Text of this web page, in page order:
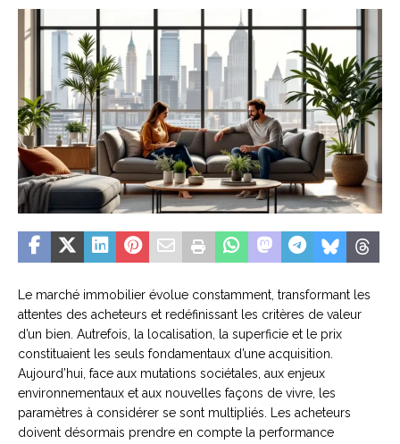
Le marché immobilier évolue constamment, transformant les
attentes des acheteurs et redéfinissant les critères de valeur
d’un bien. Autrefois, la localisation, la superficie et le prix
constituaient les seuls fondamentaux d’une acquisition.
Aujourd’hui, face aux mutations sociétales, aux enjeux
environnementaux et aux nouvelles façons de vivre, les
paramètres à considérer se sont multipliés. Les acheteurs
doivent désormais prendre en compte la performance